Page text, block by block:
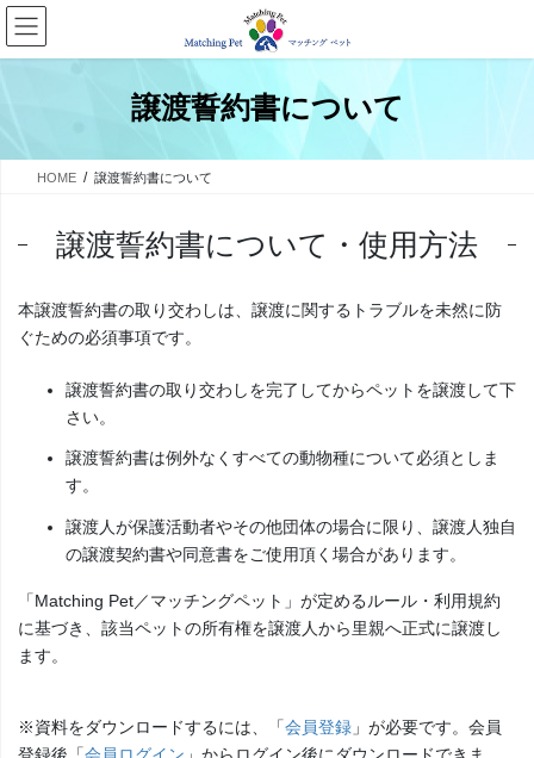
コ
ン
テ
ス
ナ
ビ
ゲ
ン
譲渡誓約書について
HOME 譲渡誓約書について
譲渡誓約書について・使用方法
本譲渡誓約書の取り交わしは、譲渡に関するトラブルを未然に防
ぐための必須事項です。
譲渡誓約書の取り交わしを完了してからペットを譲渡して下
さい。
譲渡誓約書は例外なくすべての動物種について必須としま
す。
譲渡人が保護活動者やその他団体の場合に限り、譲渡人独自
の譲渡契約書や同意書をご使用頂く場合があります。
「Matching Pet／マッチングペット」が定めるルール・利用規約
に基づき、該当ペットの所有権を譲渡人から里親へ正式に譲渡し
ます。
※資料をダウンロードするには、「会員登録 」が必要です。会員